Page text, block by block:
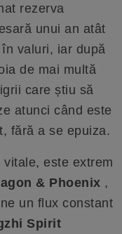
rezerva
unui an atât
valuri, iar după
de mai multă
care știu să
atunci când este
fără a se epuiza.
este extrem
& Phoenix ,
un flux constant
Spirit